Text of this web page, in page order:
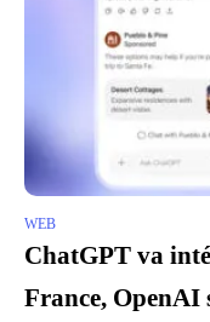
WEB
ChatGPT va
France, OpenAI